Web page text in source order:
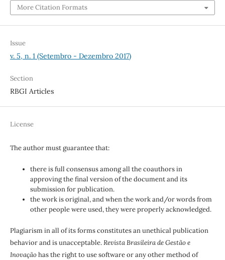
More Citation Formats
Issue
v. 5, n. 1 (Setembro - Dezembro 2017)
Section
RBGI Articles
License
The author must guarantee that:
there is full consensus among all the coauthors in
approving the final version of the document and its
submission for publication.
the work is original, and when the work and/or words from
other people were used, they were properly acknowledged.
Plagiarism in all of its forms constitutes an unethical publication
behavior and is unacceptable.Revista Brasileira de Gestão e
Inovaçãohas the right to use software or any other method of